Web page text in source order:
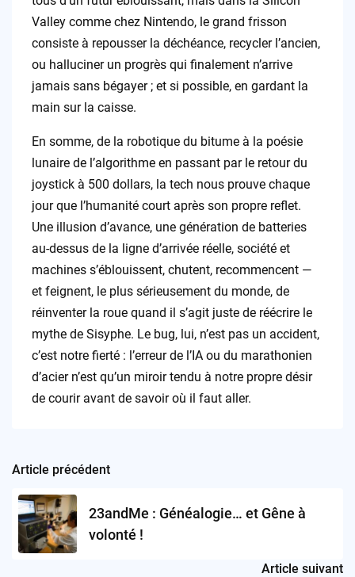
Valley comme chez Nintendo, le grand frisson
consiste à repousser la déchéance, recycler l’ancien,
ou halluciner un progrès qui finalement n’arrive
jamais sans bégayer ; et si possible, en gardant la
main sur la caisse.
En somme, de la robotique du bitume à la poésie
lunaire de l’algorithme en passant par le retour du
joystick à 500 dollars, la tech nous prouve chaque
jour que l’humanité court après son propre reflet.
Une illusion d’avance, une génération de batteries
au-dessus de la ligne d’arrivée réelle, société et
machines s’éblouissent, chutent, recommencent —
et feignent, le plus sérieusement du monde, de
réinventer la roue quand il s’agit juste de réécrire le
mythe de Sisyphe. Le bug, lui, n’est pas un accident,
c’est notre fierté : l’erreur de l’IA ou du marathonien
d’acier n’est qu’un miroir tendu à notre propre désir
de courir avant de savoir où il faut aller.
Post
navigation
Article précédent
23andMe : Généalogie… et Gêne à
volonté !
Article suivant